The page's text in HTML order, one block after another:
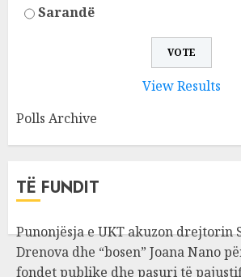
Sarandë
View Results
Polls Archive
TË FUNDIT
Punonjësja e UKT akuzon drejtorin
Drenova dhe “bosen” Joana Nano
fondet publike dhe pasuri të